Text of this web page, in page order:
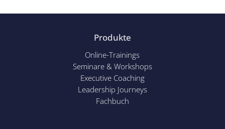
Produkte
Online-Trainings
Seminare & Workshops
Executive Coaching
Leadership Journeys
Fachbuch